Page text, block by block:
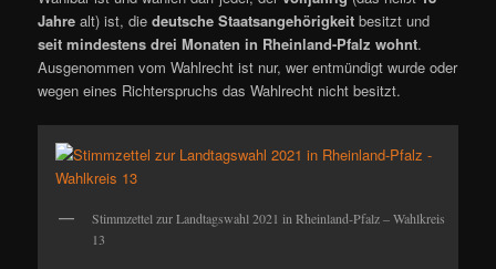
Jahrealt) ist, diedeutsche Staatsangehörigkeit besitzt und
seit mindestens drei Monaten in Rheinland-Pfalz wohnt.
Ausgenommen vom Wahlrecht ist nur, wer entmündigt wurde oder
wegen eines Richterspruchs das Wahlrecht nicht besitzt.
Stimmzettel zur Landtagswahl 2021 in Rheinland-Pfalz – Wahlkreis
13